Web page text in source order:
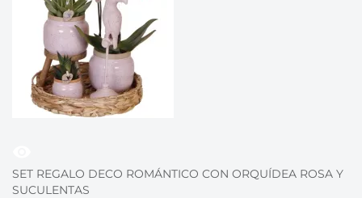
SET REGALO DECO ROMÁNTICO CON ORQUÍDEA ROSA Y
SUCULENTAS